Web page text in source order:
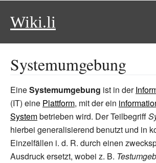
Wiki.li
Systemumgebung
EineSystemumgebung ist in der
(IT) eine Plattform, mit der ein
Systembetrieben wird. Der Teilbegriff
hierbei generalisierend benutzt und in
Einzelfällen i. d. R. durch einen
Ausdruck ersetzt, wobei z. B.